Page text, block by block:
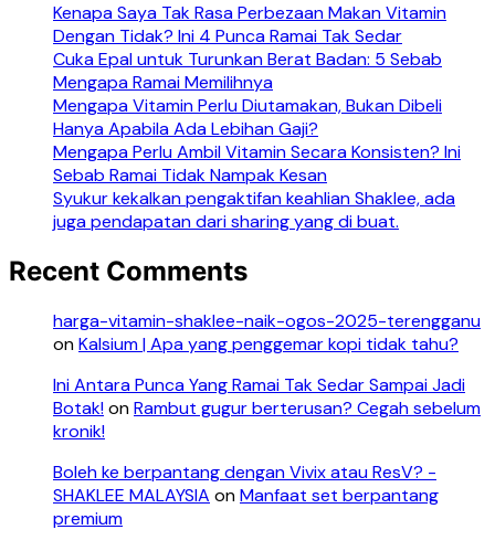
Kenapa Saya Tak Rasa Perbezaan Makan Vitamin
Dengan Tidak? Ini 4 Punca Ramai Tak Sedar
Cuka Epal untuk Turunkan Berat Badan: 5 Sebab
Mengapa Ramai Memilihnya
Mengapa Vitamin Perlu Diutamakan, Bukan Dibeli
Hanya Apabila Ada Lebihan Gaji?
Mengapa Perlu Ambil Vitamin Secara Konsisten? Ini
Sebab Ramai Tidak Nampak Kesan
Syukur kekalkan pengaktifan keahlian Shaklee, ada
juga pendapatan dari sharing yang di buat.
Recent Comments
harga-vitamin-shaklee-naik-ogos-2025-terengganu
onKalsium | Apa yang penggemar kopi tidak tahu?
Ini Antara Punca Yang Ramai Tak Sedar Sampai Jadi
Botak!onRambut gugur berterusan? Cegah sebelum
kronik!
Boleh ke berpantang dengan Vivix atau ResV? -
SHAKLEE MALAYSIA onManfaat set berpantang
premium